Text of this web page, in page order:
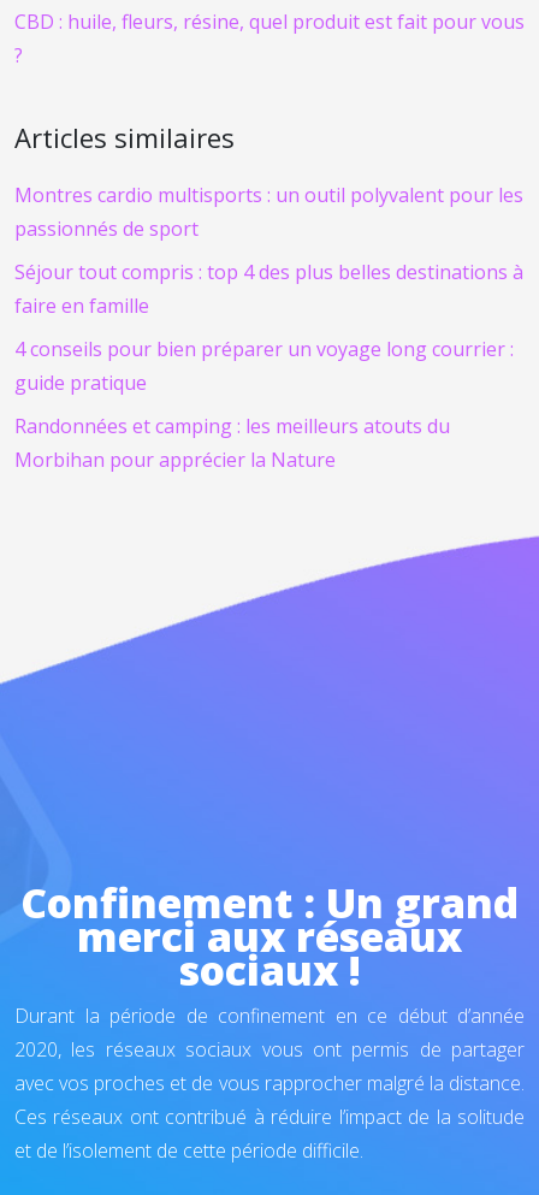
CBD : huile, fleurs, résine, quel produit est fait pour vous
?
Articles similaires
Montres cardio multisports : un outil polyvalent pour les
passionnés de sport
Séjour tout compris : top 4 des plus belles destinations à
faire en famille
4 conseils pour bien préparer un voyage long courrier :
guide pratique
Randonnées et camping : les meilleurs atouts du
Morbihan pour apprécier la Nature
Confinement : Un grand
merci aux réseaux
sociaux !
Durant la période de confinement en ce début d’année
2020, les réseaux sociaux vous ont permis de partager
avec vos proches et de vous rapprocher malgré la distance.
Ces réseaux ont contribué à réduire l’impact de la solitude
et de l’isolement de cette période difficile.